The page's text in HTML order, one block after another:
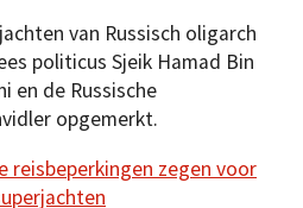
van Russisch oligarch
politicus Sjeik Hamad Bin
en de Russische
opgemerkt.
reisbeperkingen zegen voor